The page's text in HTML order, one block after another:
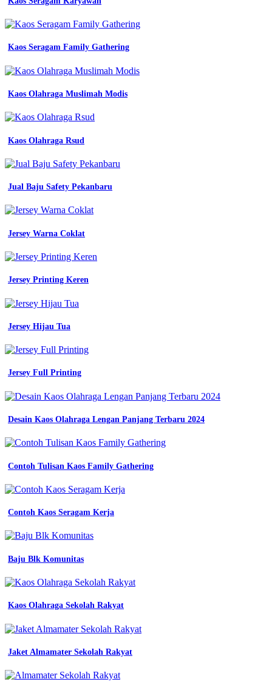
Yang
Bagus
Untuk
Seragam
Kerja
perusahaan
pengadaan
no
1
di
indonesia
jaket
kantor
jas
konveksi
kantor
kerja
seragam
pilihan
tepat
untuk
seragam
ekspedisi
5
model
kerja
101
desain
baju
polo
untuk
kerja
elegan
101
contoh
seragam
batik
untuk
elegan
Kaos Seragam Family Gathering
Kaos Olahraga Muslimah Modis
Kaos Olahraga Rsud
Jual Baju Safety Pekanbaru
Jersey Warna Coklat
Jersey Printing Keren
Jersey Hijau Tua
Jersey Full Printing
Desain Kaos Olahraga Lengan Panjang Terbaru 2024
Contoh Tulisan Kaos Family Gathering
Contoh Kaos Seragam Kerja
Baju Blk Komunitas
Kaos Olahraga Sekolah Rakyat
Jaket Almamater Sekolah Rakyat